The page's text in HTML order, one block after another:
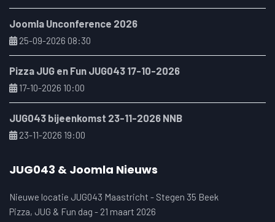
Joomla Unconference 2026
25-09-2026 08:30
Pizza JUG en Fun JUG043 17-10-2026
17-10-2026 10:00
JUG043 bijeenkomst 23-11-2026 NNB
23-11-2026 19:00
JUG043 & Joomla Nieuws
Nieuwe locatie JUG043 Maastricht - Stegen 35 Beek
Pizza, JUG & Fun dag - 21 maart 2026